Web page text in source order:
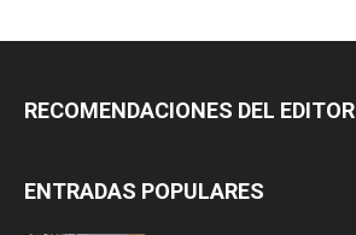
RECOMENDACIONES DEL EDITOR
ENTRADAS POPULARES